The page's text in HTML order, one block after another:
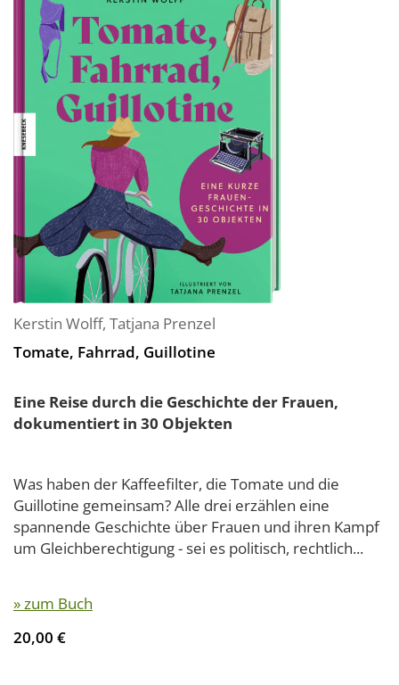
Kerstin Wolff, Tatjana Prenzel
Tomate, Fahrrad, Guillotine
Eine Reise durch die Geschichte der Frauen,
dokumentiert in 30 Objekten
Was haben der Kaffeefilter, die Tomate und die
Guillotine gemeinsam? Alle drei erzählen eine
spannende Geschichte über Frauen und ihren Kampf
um Gleichberechtigung - sei es politisch, rechtlich...
» zum Buch
20,00 €